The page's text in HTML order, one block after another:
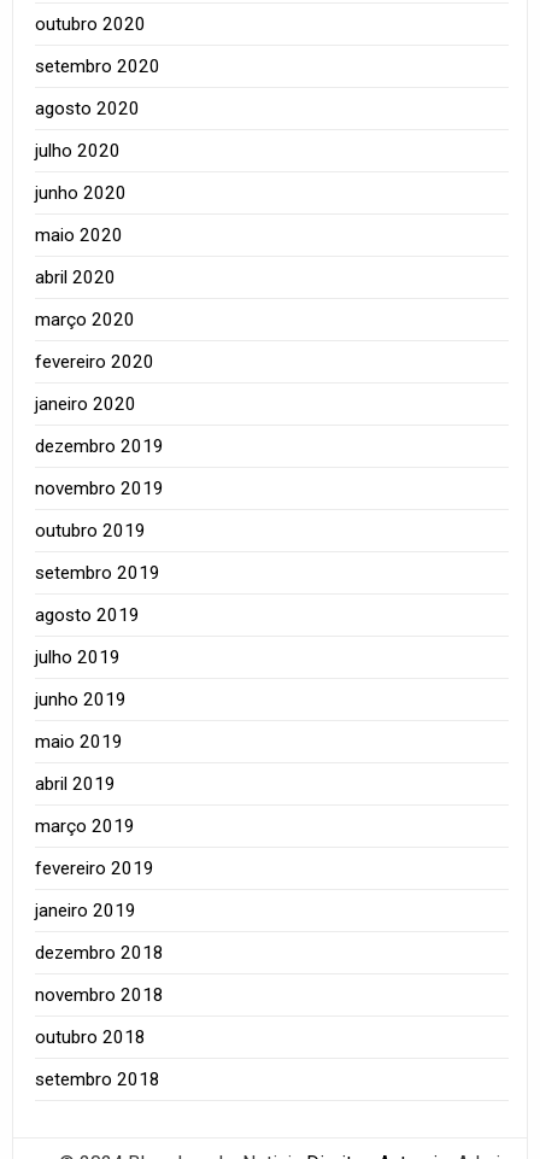
outubro 2020
setembro 2020
agosto 2020
julho 2020
junho 2020
maio 2020
abril 2020
março 2020
fevereiro 2020
janeiro 2020
dezembro 2019
novembro 2019
outubro 2019
setembro 2019
agosto 2019
julho 2019
junho 2019
maio 2019
abril 2019
março 2019
fevereiro 2019
janeiro 2019
dezembro 2018
novembro 2018
outubro 2018
setembro 2018